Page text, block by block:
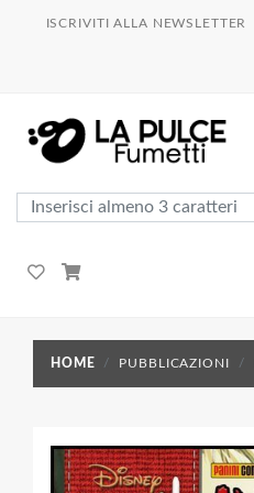
ISCRIVITI ALLA NEWSLETTER
HOME PUBBLICAZIONI